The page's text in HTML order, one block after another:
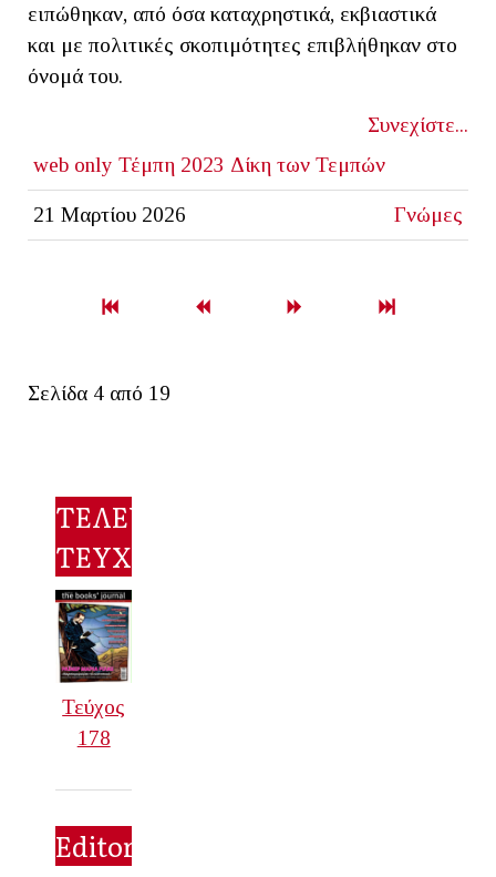
ειπώθηκαν, από όσα καταχρηστικά, εκβιαστικά
και με πολιτικές σκοπιμότητες επιβλήθηκαν στο
όνομά του.
Συνεχίστε...
web only Τέμπη 2023 Δίκη των Τεμπών
21 Μαρτίου 2026 Γνώμες
Σελίδα 4 από 19
ΤΕΛΕΥΤΑΙΟ
ΤΕΥΧΟΣ
Τεύχος
178
Editorial